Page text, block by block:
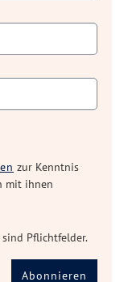
zur Kenntnis
mit ihnen
Pflichtfelder.
Abonnieren